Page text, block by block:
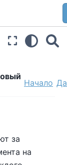
Начало
за
на